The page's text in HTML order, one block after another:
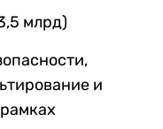
млрд)
и